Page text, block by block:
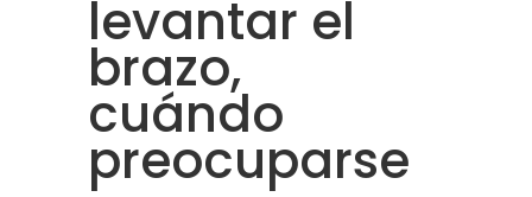
levantar el
brazo,
cuándo
preocuparse